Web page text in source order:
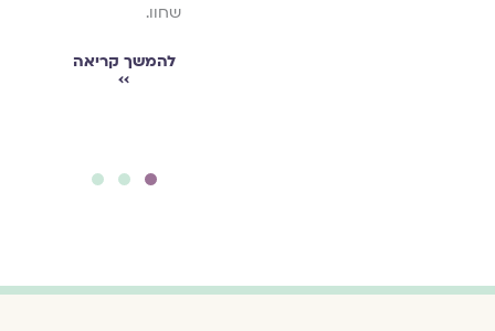
שחוו.
להמשך קריאה
››